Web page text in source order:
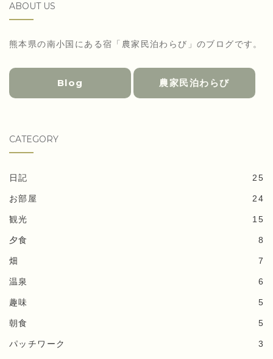
ABOUT US
熊本県の南小国にある宿「農家民泊わらび」のブログです。
Blog 農家民泊わらび
CATEGORY
日記 25
お部屋 24
観光 15
夕食 8
畑 7
温泉 6
趣味 5
朝食 5
パッチワーク 3